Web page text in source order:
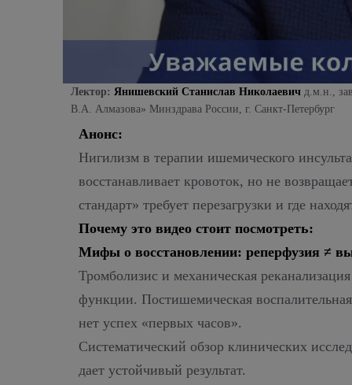
Лектор: Янишевский Станислав Николаевич д.м.н.,
В.А. Алмазова» Минздрава России, г. Санкт-Петербург
Анонс:
Нигилизм в терапии ишемического
восстанавливает кровоток, но не
стандарт» требует перезагрузки и где
Почему это видео стоит посмотреть:
Мифы о восстановлении: реперфузия ≠
Тромболизис и механическая
функции. Постишемическая
нет успех «первых часов».
Систематический обзор клинических
дает устойчивый результат.